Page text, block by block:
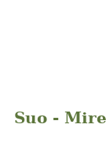
Suo -